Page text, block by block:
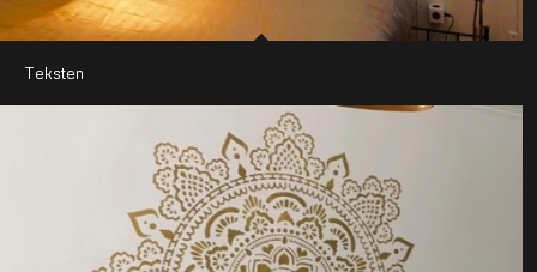
Teksten